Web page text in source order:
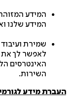
המידע המזוהה
המידע שלנו
שמירת ועיבוד
לאפשר לך את
האינטרסים
השירות.
מידע לגורמים